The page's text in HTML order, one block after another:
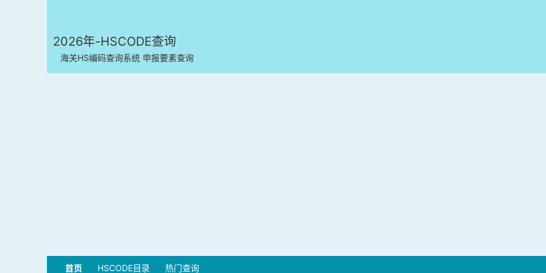
2026年-HSCODE查询
海关HS编码查询系统 申报要素查询
首页 HSCODE目录 热门查询